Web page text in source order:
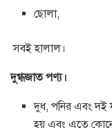
ছোলা,
সবই হালাল।
দুগ্ধজাত পণ্য।
দুধ, পনির এবং দই
হয় এবং এতে কোনো